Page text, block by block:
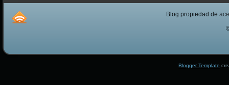
Blog propiedad de
Blogger Template